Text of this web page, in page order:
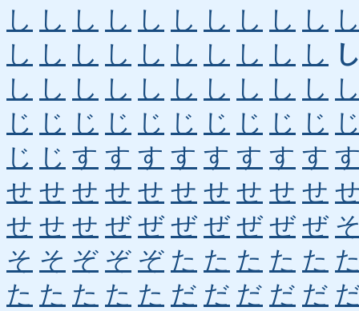
し し し し し し し し し し
し し し し し し し し し し
し し し し し し し し し し
じ じ じ じ じ じ じ じ じ じ
じ じ す す す す す す す す
せ せ せ せ せ せ せ せ せ せ
せ せ せ ぜ ぜ ぜ ぜ ぜ ぜ ぜ
そ そ ぞ ぞ ぞ た た た た た
た た た た た だ だ だ だ だ